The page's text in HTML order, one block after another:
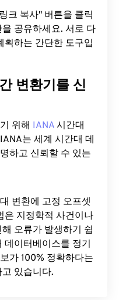
크 복사" 버튼을 클릭
공유하세요. 서로 다
획하는 간단한 도구입
변환기를 신
위해 IANA 시간대
는 세계 시간대 데
하고 신뢰할 수 있는
변환에 ​​고정 오프셋
은 지정학적 사건이나
오류가 발생하기 쉽
이터베이스를 정기
가 100% 정확하다는
있습니다.